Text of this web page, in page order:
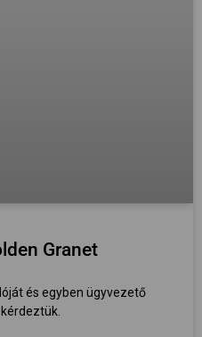
Granet
és egyben ügyvezető